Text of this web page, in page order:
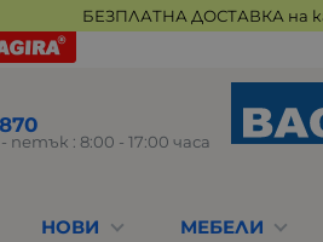
БЕЗПЛАТНА ДОСТАВКА на
петък : 8:00 - 17:00 часа
НОВИ МЕБЕЛИ